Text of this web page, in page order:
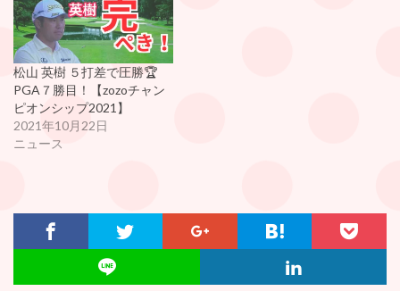
松山 英樹 ５打差で圧勝🏆
PGA７勝目！【zozoチャン
ピオンシップ2021】
2021年10月22日
ニュース